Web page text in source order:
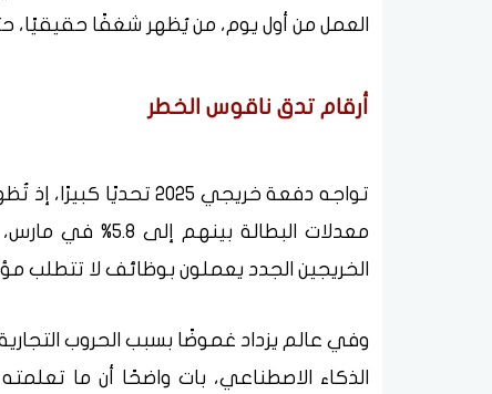
العمل من أول يوم، من يُظهر شغفًا
أرقام تدق ناقوس الخطر
تواجه دفعة خريجي 2025
الخريجين الجدد يعملون بوظائف لا تتطلب
وفي عالم يزداد غموضًا بسبب الحروب
الذكاء الاصطناعي، بات واضحًا أن ما